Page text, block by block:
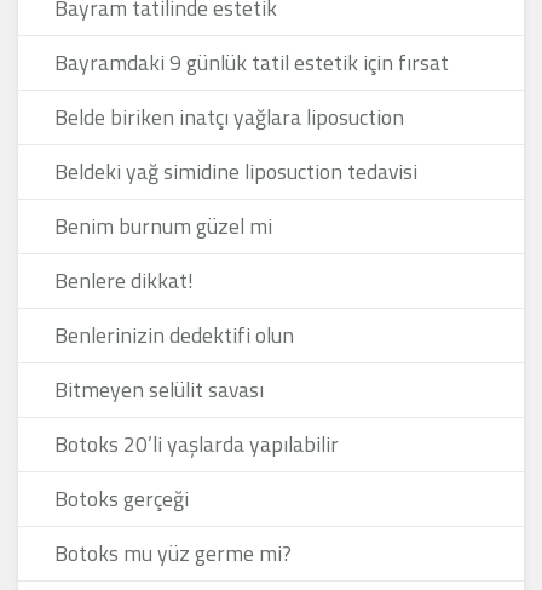
Bayram tatilinde estetik
Bayramdaki 9 günlük tatil estetik için fırsat
Belde biriken inatçı yağlara liposuction
Beldeki yağ simidine liposuction tedavisi
Benim burnum güzel mi
Benlere dikkat!
Benlerinizin dedektifi olun
Bitmeyen selülit savası
Botoks 20’li yaşlarda yapılabilir
Botoks gerçeği
Botoks mu yüz germe mi?